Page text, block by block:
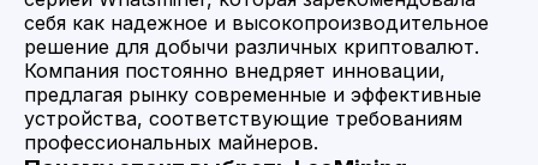
себя как надежное и высокопроизводительное
решение для добычи различных криптовалют.
Компания постоянно внедряет инновации,
предлагая рынку современные и эффективные
устройства, соответствующие требованиям
профессиональных майнеров.​